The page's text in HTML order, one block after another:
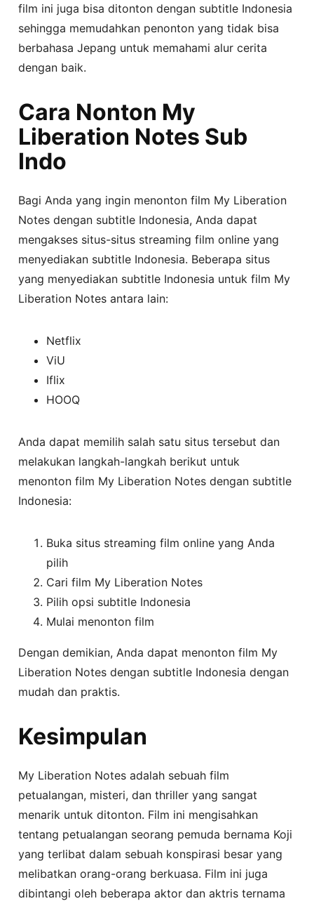
film ini juga bisa ditonton dengan subtitle Indonesia
sehingga memudahkan penonton yang tidak bisa
berbahasa Jepang untuk memahami alur cerita
dengan baik.
Cara Nonton My
Liberation Notes Sub
Indo
Bagi Anda yang ingin menonton film My Liberation
Notes dengan subtitle Indonesia, Anda dapat
mengakses situs-situs streaming film online yang
menyediakan subtitle Indonesia. Beberapa situs
yang menyediakan subtitle Indonesia untuk film My
Liberation Notes antara lain:
Netflix
ViU
Iflix
HOOQ
Anda dapat memilih salah satu situs tersebut dan
melakukan langkah-langkah berikut untuk
menonton film My Liberation Notes dengan subtitle
Indonesia:
Buka situs streaming film online yang Anda
pilih
Cari film My Liberation Notes
Pilih opsi subtitle Indonesia
Mulai menonton film
Dengan demikian, Anda dapat menonton film My
Liberation Notes dengan subtitle Indonesia dengan
mudah dan praktis.
Kesimpulan
My Liberation Notes adalah sebuah film
petualangan, misteri, dan thriller yang sangat
menarik untuk ditonton. Film ini mengisahkan
tentang petualangan seorang pemuda bernama Koji
yang terlibat dalam sebuah konspirasi besar yang
melibatkan orang-orang berkuasa. Film ini juga
dibintangi oleh beberapa aktor dan aktris ternama